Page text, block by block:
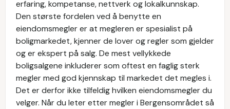
erfaring, kompetanse, nettverk og lokalkunnskap.
Den største fordelen ved å benytte en
eiendomsmegler er at megleren er spesialist på
boligmarkedet, kjenner de lover og regler som gjelder
og er ekspert på salg. De mest vellykkede
boligsalgene inkluderer som oftest en faglig sterk
megler med god kjennskap til markedet det megles i.
Det er derfor ikke tilfeldig hvilken eiendomsmegler du
velger. Når du leter etter megler i Bergensområdet så